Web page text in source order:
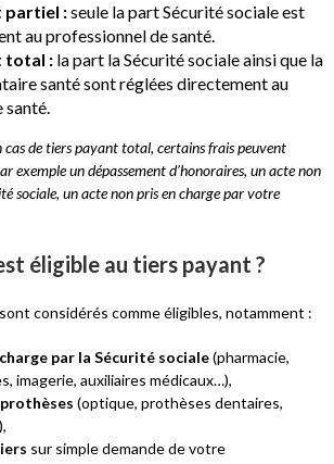
partiel :seule la part Sécurité sociale est
au professionnel de santé.
total : la part la Sécurité sociale ainsi que la
santé sont réglées directement au
santé.
de tiers payant total, certains frais peuvent
exemple un dépassement d’honoraires, un acte non
sociale, un acte non pris en charge par votre
éligible au tiers payant ?
considérés comme éligibles, notamment :
par la Sécurité sociale(pharmacie,
imagerie, auxiliaires médicaux…),
(optique, prothèses dentaires,
sur simple demande de votre